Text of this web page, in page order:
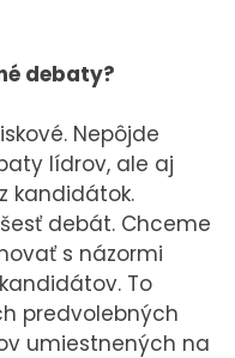
debaty?
Nepôjde
lídrov, ale aj
kandidátok.
debát. Chceme
s názormi
To
predvolebných
umiestnených na